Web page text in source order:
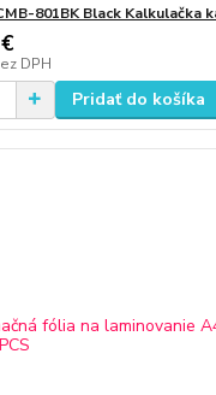
801BK Black Kalkulačka
DPH
Pridať do košíka